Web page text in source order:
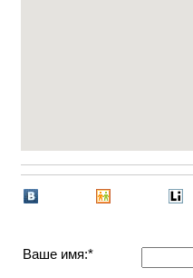
Ваше имя:*